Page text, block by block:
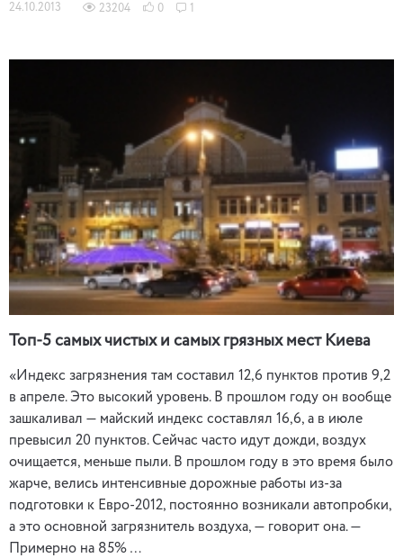
24.10.2013 23204 0 1
Топ-5 самых чистых и самых грязных мест Киева
«Индекс загрязнения там составил 12,6 пунктов против 9,2
в апреле. Это высокий уровень. В прошлом году он вообще
зашкаливал — майский индекс составлял 16,6, а в июле
превысил 20 пунктов. Сейчас часто идут дожди, воздух
очищается, меньше пыли. В прошлом году в это время было
жарче, велись интенсивные дорожные работы из-за
подготовки к Евро-2012, постоянно возникали автопробки,
а это основной загрязнитель воздуха, — говорит она. —
Примерно на 85% …